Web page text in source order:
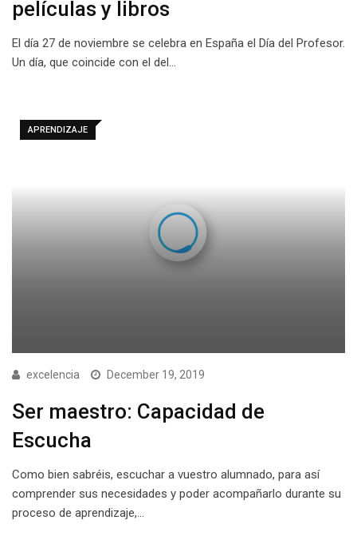
películas y libros
El día 27 de noviembre se celebra en España el Día del Profesor.
Un día, que coincide con el del…
APRENDIZAJE
excelencia December 19, 2019
Ser maestro: Capacidad de
Escucha
Como bien sabréis, escuchar a vuestro alumnado, para así
comprender sus necesidades y poder acompañarlo durante su
proceso de aprendizaje,…